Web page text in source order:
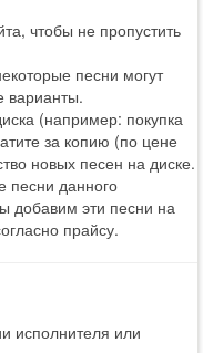
чтобы не пропустить
песни могут
варианты.
(например: покупка
за копию (по цене
новых песен на диске.
данного
добавим эти песни на
прайсу.
исполнителя или